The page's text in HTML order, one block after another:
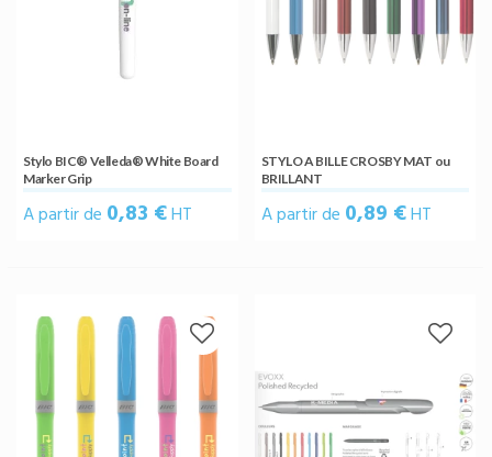
Stylo BIC® Velleda® White Board
Marker Grip
A partir de 0,83 €HT
STYLO A BILLE CROSBY MAT ou
BRILLANT
A partir de 0,89 €HT